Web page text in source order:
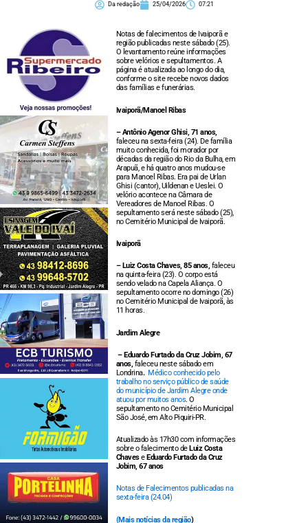
Da redação 25/04/2026 07:21
Notas de falecimentos de Ivaiporã e
região publicadas neste sábado (25).
O levantamento reúne informações
sobre velórios e sepultamentos. A
página é atualizada ao longo do dia,
conforme o site recebe novos dados
das famílias e funerárias.
Ivaiporã/Manoel Ribas
– Antônio Agenor Ghisi, 71 anos,
faleceu na sexta-feira (24). De família
muito conhecida, foi morador por
décadas da região do Rio da Bulha, em
Arapuã, e há quatro anos mudou-se
para Manoel Ribas. Era pai de Urlan
Ghisi (cantor), Uildenan e Ueslei. O
velório acontece na Câmara de
Vereadores de Manoel Ribas. O
sepultamento será neste sábado (25),
no Cemitério Municipal de Ivaiporã.
Ivaiporã
– Luiz Costa Chaves, 85 anos, faleceu
na quinta-feira (23). O corpo está
sendo velado na Capela Aliança. O
sepultamento ocorre no domingo (26)
no Cemitério Municipal de Ivaiporã, às
11 horas.
Jardim Alegre
– Eduardo Furtado da Cruz Jobim, 67
anos, faleceu neste sábado em
Londrina.Médico conhecido pelo
trabalho no serviço público de saúde
do município de Jardim Alegre onde
atuou por muitos anos. O
sepultamento no Cemitério Municipal
São José, em Alto Piquiri-PR.
Atualizado às 17h30 com informações
sobre o falecimento de Luiz Costa
Chavese Eduardo Furtado da Cruz
Jobim, 67 anos
Notas de Falecimentos publicadas na
sexta-feira (24.04)
(Mais notícias da região)